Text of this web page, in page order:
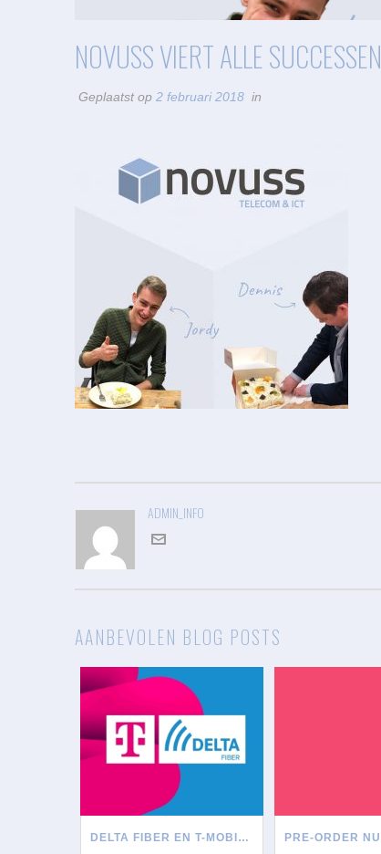
NOVUSS VIERT ALLE SUCCESSEN
Geplaatst op 2 februari 2018 in
ADMIN_INFO
AANBEVOLEN BLOG POSTS
DELTA FIBER EN T-MOBILE STELLEN NETWERKEN VOOR ELKAAR OPEN